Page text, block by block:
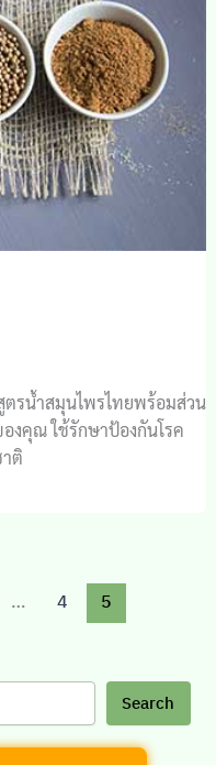
รน้ำสมุนไพรไทยพร้อมส่วน
งคุณ ใช้รักษาป้องกันโรค
ติ
… 4 5
Search